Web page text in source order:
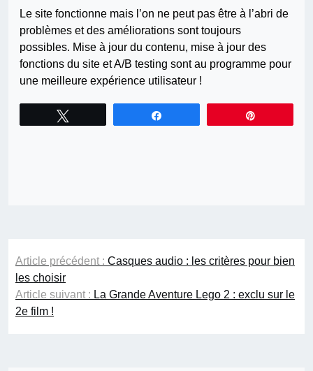
Le site fonctionne mais l’on ne peut pas être à l’abri de
problèmes et des améliorations sont toujours
possibles. Mise à jour du contenu, mise à jour des
fonctions du site et A/B testing sont au programme pour
une meilleure expérience utilisateur !
de
l’article
Article précédent : Casques audio : les critères pour bien
les choisir
Article suivant : La Grande Aventure Lego 2 : exclu sur le
2e film !